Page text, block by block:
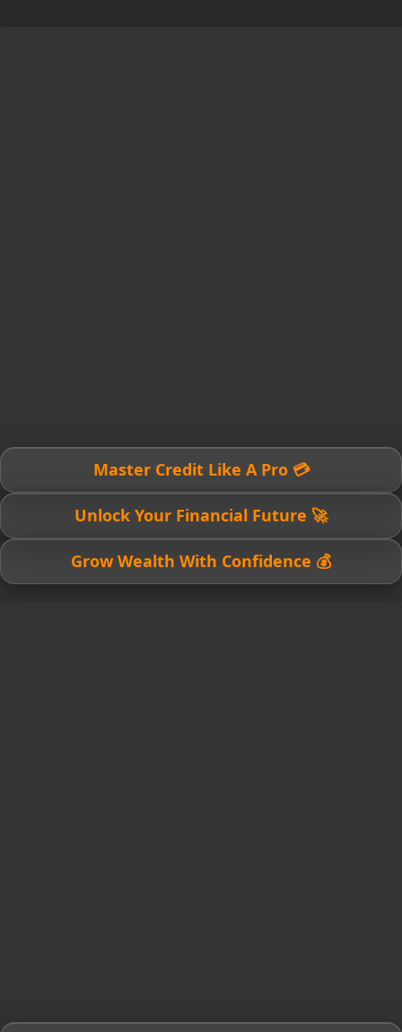
💳 Master Credit Like A Pro
🚀 Unlock Your Financial Future
💰 Grow Wealth With Confidence